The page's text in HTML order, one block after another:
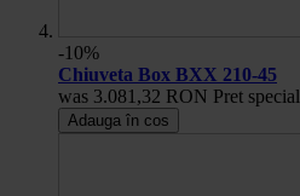
-10%
Chiuveta Box BXX 210-45
was 3.081,32 RON Pret special
Adauga în cos